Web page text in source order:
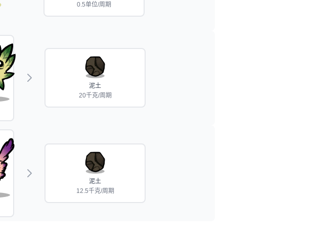
0.5单位/周期
泥土
20千克/周期
泥土
12.5千克/周期